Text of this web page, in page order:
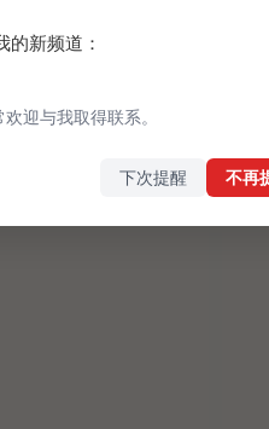
新频道：
迎与我取得联系。
下次提醒 不再